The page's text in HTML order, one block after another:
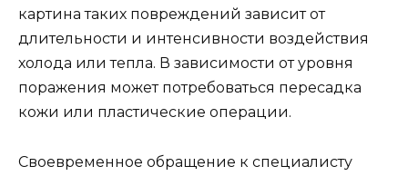
картина таких повреждений зависит от
длительности и интенсивности воздействия
холода или тепла. В зависимости от уровня
поражения может потребоваться пересадка
кожи или пластические операции.
Своевременное обращение к специалисту